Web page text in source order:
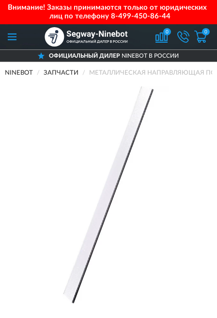
Внимание! Заказы принимаются только от юридических
лиц по телефону 8-499-450-86-44
0 0
ОФИЦИАЛЬНЫЙ ДИЛЕРNINEBOT В РОССИИ
NINEBOT ЗАПЧАСТИ МЕТАЛЛИЧЕСКАЯ НАПРАВЛЯЮЩАЯ